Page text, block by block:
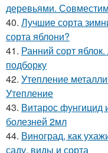
деревьями.
40. Лучшие сорта
сорта яблони?
41. Ранний сорт
подборку
42. Утепление
Утепление
43. Витарос фунгицид
болезней 2мл
44. Виноград, как
саду, виды и сорта